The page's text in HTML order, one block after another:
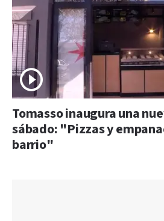
Tomasso inaugura una
sábado: "Pizzas y
barrio"